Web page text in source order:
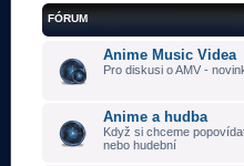
FÓRUM
Anime Music Videa
Pro diskusi o AMV -
Anime a hudba
Když si chceme
nebo hudební